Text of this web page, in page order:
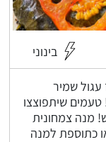
בינוני
עגול שמיר
טעמים שיתפוצצו
מנה צמחונית
כתוספת למנה